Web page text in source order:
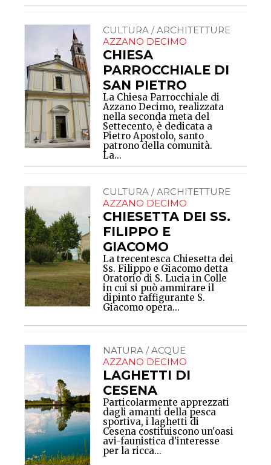
CULTURA / ARCHITETTURE
AZZANO DECIMO
CHIESA
PARROCCHIALE DI
SAN PIETRO
La Chiesa Parrocchiale di
Azzano Decimo, realizzata
nella seconda meta del
Settecento, è dedicata a
Pietro Apostolo, santo
patrono della comunità.
La...
CULTURA / ARCHITETTURE
AZZANO DECIMO
CHIESETTA DEI SS.
FILIPPO E
GIACOMO
La trecentesca Chiesetta dei
Ss. Filippo e Giacomo detta
Oratorio di S. Lucia in Colle
in cui si può ammirare il
dipinto raffigurante S.
Giacomo opera...
NATURA / ACQUE
AZZANO DECIMO
LAGHETTI DI
CESENA
Particolarmente apprezzati
dagli amanti della pesca
sportiva, i laghetti di
Cesena costituiscono un'oasi
avi-faunistica d’interesse
per la ricca...